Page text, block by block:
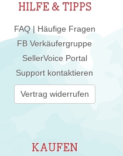
HILFE & TIPPS
FAQ | Häufige Fragen
FB Verkäufergruppe
SellerVoice Portal
Support kontaktieren
Vertrag widerrufen
KAUFEN